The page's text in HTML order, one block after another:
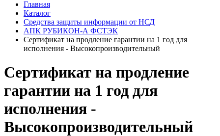
Главная
Каталог
Средства защиты информации от НСД
АПК РУБИКОН-А ФСТЭК
Сертификат на продление гарантии на 1 год для
исполнения - Высокопроизводительный
Сертификат на продление
гарантии на 1 год для
исполнения -
Высокопроизводительный